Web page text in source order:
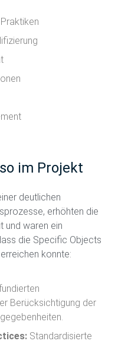
im Projekt
deutlichen
erhöhten die
und waren ein
die Specific Objects
konnte:
Berücksichtigung der
Standardisierte